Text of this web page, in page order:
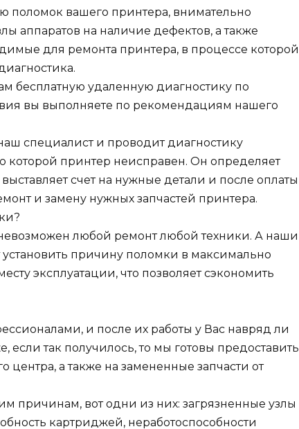
вашего принтера, внимательно
аппаратов на наличие дефектов, а также
для ремонта принтера, в процессе которой
бесплатную удаленную диагностику по
вы выполняете по рекомендациям нашего
специалист и проводит диагностику
которой принтер неисправен. Он определяет
счет на нужные детали и после оплаты
и замену нужных запчастей принтера.
любой ремонт любой техники. А наши
причину поломки в максимально
эксплуатации, что позволяет сэкономить
и после их работы у Вас навряд ли
если так получилось, то мы готовы предоставить
центра, а также на замененные запчасти от
причинам, вот одни из них: загрязненные узлы
картриджей, неработоспособности